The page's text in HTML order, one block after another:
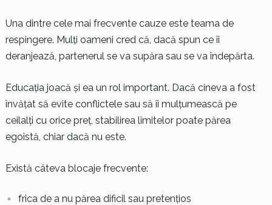
Una dintre cele mai frecvente cauze este teama de
respingere. Mulți oameni cred că, dacă spun ce îi
deranjează, partenerul se va supăra sau se va îndepărta.
Educația joacă și ea un rol important. Dacă cineva a fost
învățat să evite conflictele sau să îi mulțumească pe
ceilalți cu orice preț, stabilirea limitelor poate părea
egoistă, chiar dacă nu este.
Există câteva blocaje frecvente:
frica de a nu părea dificil sau pretențios